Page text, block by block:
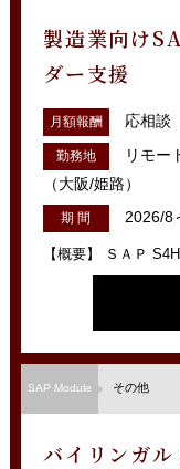
製造業向け
ダー支援
月額報酬 応相談
勤務地
リモー
（大阪/姫路）
期 間 2026/8
【概要】 ＳＡＰ
SAP Module その他
バイリンガ